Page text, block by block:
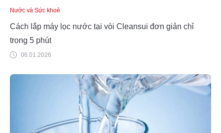
Nước và Sức khoẻ
Cách lắp máy lọc nước tại vòi Cleansui đơn giản chỉ
trong 5 phút
06.01.2026